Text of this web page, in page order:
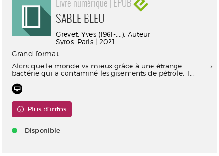
Livre numérique | EPUB
SABLE BLEU
Grevet, Yves (1961-....). Auteur
Syros. Paris | 2021
Grand format
Alors que le monde va mieux grâce à une étrange
bactérie qui a contaminé les gisements de pétrole, T...
Plus d'infos
Disponible